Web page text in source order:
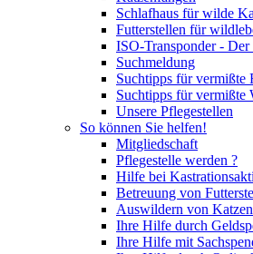
Schlafhaus für wilde
Futterstellen für
ISO-Transponder -
Suchmeldung
Suchtipps für vermißte
Suchtipps für vermißte
Unsere Pflegestellen
So können Sie helfen!
Mitgliedschaft
Pflegestelle werden ?
Hilfe bei
Betreuung von
Auswildern von Katzen
Ihre Hilfe durch
Ihre Hilfe mit